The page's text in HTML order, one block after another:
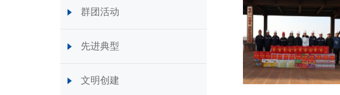
群团活动
先进典型
文明创建